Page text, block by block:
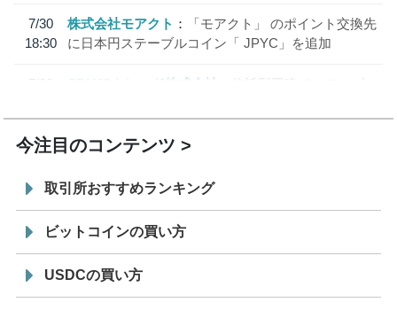
7/30
18:30
株式会社モアクト
「モアクト」 のポイント交換先
に日本円ステーブルコイン「 JPYC」を追加
7/29
SBI VCトレード株式会社
信託型円建てステーブル
今注目のコンテンツ
取引所おすすめランキング
ビットコインの買い方
USDCの買い方